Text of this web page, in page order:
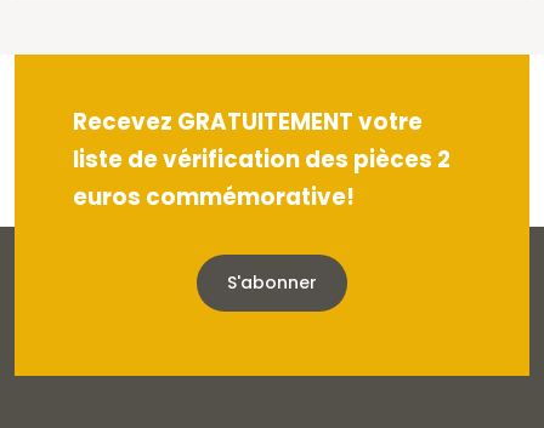
Recevez GRATUITEMENT votre
liste de vérification des pièces 2
euros commémorative!
S'abonner